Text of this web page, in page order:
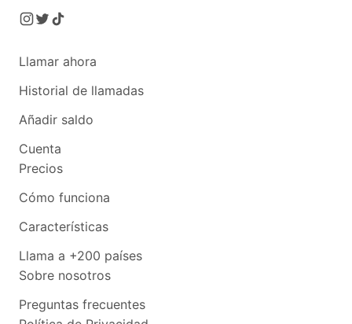
Llamar ahora
Historial de llamadas
Añadir saldo
Cuenta
Precios
Cómo funciona
Características
Llama a +200 países
Sobre nosotros
Preguntas frecuentes